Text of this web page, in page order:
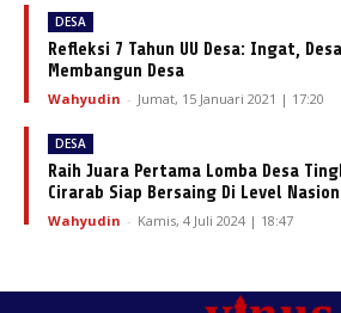
DESA
Refleksi 7 Tahun UU Desa: Ingat,
Membangun Desa
Wahyudin - Jumat, 15 Januari 2021 | 17:20
DESA
Raih Juara Pertama Lomba Desa
Cirarab Siap Bersaing Di Level
Wahyudin - Kamis, 4 Juli 2024 | 18:47